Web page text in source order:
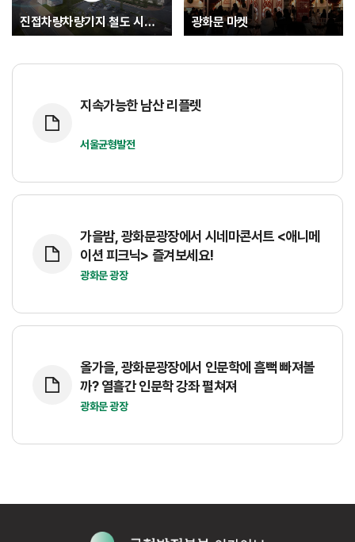
진접차량차량기지 철도 시험운행(최종) 광화문 마켓
지속가능한 남산 리플렛
서울균형발전
가을밤, 광화문광장에서 시네마콘서트 <애니메
이션 피크닉> 즐겨보세요!
광화문 광장
올가을, 광화문광장에서 인문학에 흠뻑 빠져볼
까? 열흘간 인문학 강좌 펼쳐져
광화문 광장